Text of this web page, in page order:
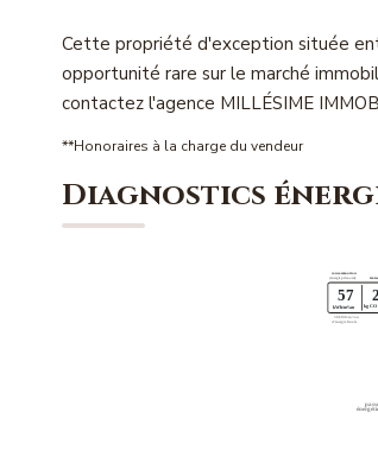
Cette propriété d'exception située
opportunité rare sur le marché
contactez l'agence MILLÉSIME
**Honoraires à la charge du vendeur
Diagnostics